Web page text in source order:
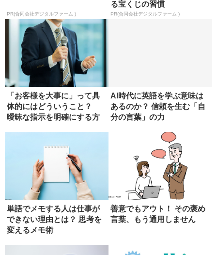
PR(合同会社デジタルファーム )
る宝くじの習慣
PR(合同会社デジタルファーム )
「お客様を大事に」って具
体的にはどういうこと？
曖昧な指示を明確にする方
AI時代に英語を学ぶ意味は
あるのか？ 信頼を生む「自
分の言葉」の力
単語でメモする人は仕事が
できない理由とは？ 思考を
変えるメモ術
善意でもアウト！ その褒め
言葉、もう通用しません